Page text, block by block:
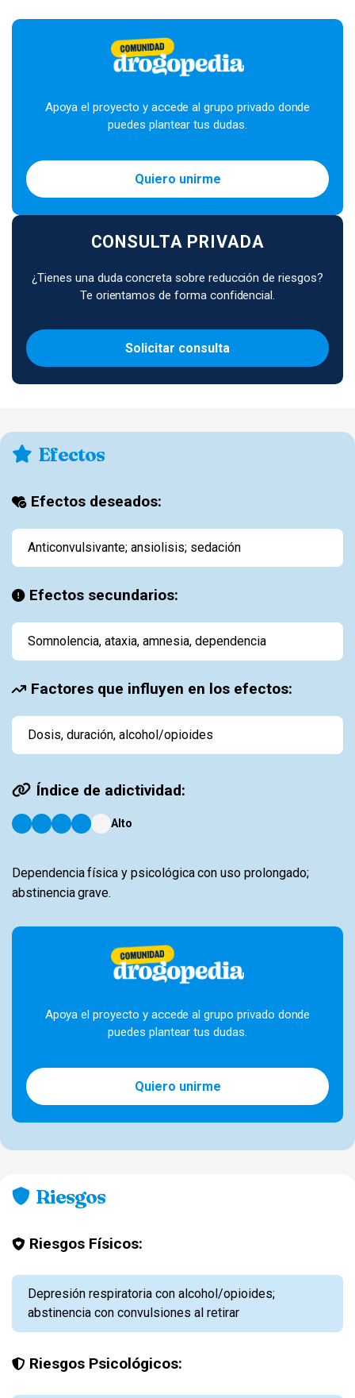
Apoya el proyecto y accede al grupo privado donde
puedes plantear tus dudas.
Quiero unirme
CONSULTA PRIVADA
¿Tienes una duda concreta sobre reducción de riesgos?
Te orientamos de forma confidencial.
Solicitar consulta
Efectos
Efectos deseados:
Anticonvulsivante; ansiolisis; sedación
Efectos secundarios:
Somnolencia, ataxia, amnesia, dependencia
Factores que influyen en los efectos:
Dosis, duración, alcohol/opioides
Índice de adictividad:
Alto
Dependencia física y psicológica con uso prolongado;
abstinencia grave.
Apoya el proyecto y accede al grupo privado donde
puedes plantear tus dudas.
Quiero unirme
Riesgos
Riesgos Físicos:
Depresión respiratoria con alcohol/opioides;
abstinencia con convulsiones al retirar
Riesgos Psicológicos: